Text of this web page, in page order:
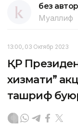
без
Муаллиф
13:00, 03 Октябр 2023
ҚР
хизмати”
ташриф